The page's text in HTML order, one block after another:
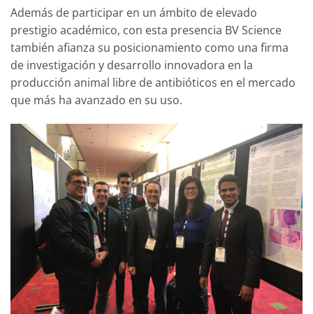
Además de participar en un ámbito de elevado
prestigio académico, con esta presencia BV Science
también afianza su posicionamiento como una firma
de investigación y desarrollo innovadora en la
producción animal libre de antibióticos en el mercado
que más ha avanzado en su uso.